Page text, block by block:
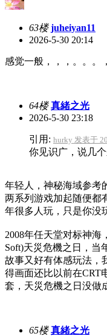
63楼 juheiyan11
2026-5-30 20:14
感觉一般，，，。。。，
64楼 真緒之光
2026-5-30 23:18
引用: hurky 发表于
你见识广，说几
年轻人，神秘海域参考
两系列游戏加起随便都
年很多人玩，只是你没
2008年任天堂对标神海
Soft)天災危機之日，当
故事又好有体感玩法，
得画面还比以前在CRT
套，天災危機之日没做
65楼 真緒之光